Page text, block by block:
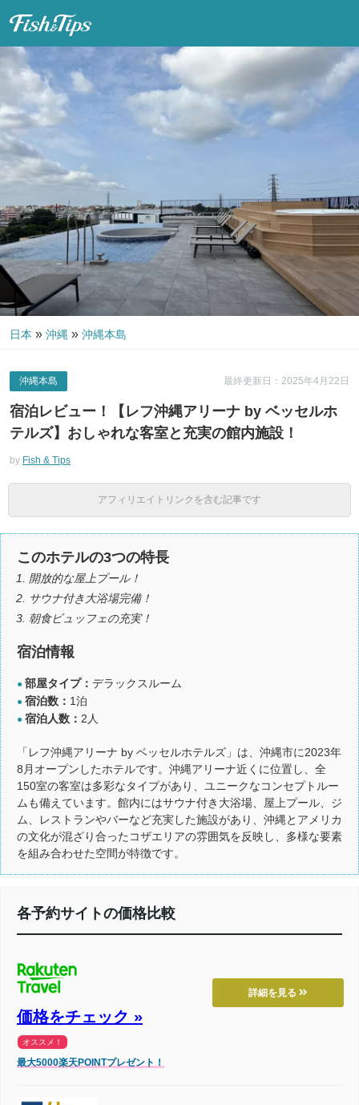
日本 » 沖縄 » 沖縄本島
最終更新日：2025年4月22日
沖縄本島
宿泊レビュー！【レフ沖縄アリーナ by ベッセルホ
テルズ】おしゃれな客室と充実の館内施設！
by Fish & Tips
アフィリエイトリンクを含む記事です
このホテルの3つの特長
開放的な屋上プール！
サウナ付き大浴場完備！
朝食ビュッフェの充実！
宿泊情報
● 部屋タイプ： デラックスルーム
● 宿泊数： 1泊
● 宿泊人数： 2人
「レフ沖縄アリーナ by ベッセルホテルズ」は、沖縄市に2023年
8月オープンしたホテルです。沖縄アリーナ近くに位置し、全
150室の客室は多彩なタイプがあり、ユニークなコンセプトルー
ムも備えています。館内にはサウナ付き大浴場、屋上プール、ジ
ム、レストランやバーなど充実した施設があり、沖縄とアメリカ
の文化が混ざり合ったコザエリアの雰囲気を反映し、多様な要素
を組み合わせた空間が特徴です。
各予約サイトの価格比較
詳細を見る
価格をチェック »
オススメ！
最大5000楽天POINTプレゼント！